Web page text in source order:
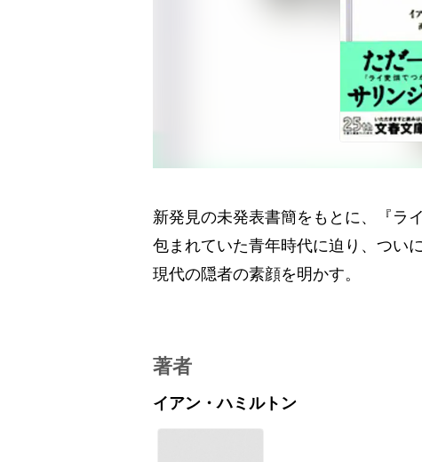
新発見の未発表書簡をもとに、『ラ
包まれていた青年時代に迫り、つい
現代の隠者の素顔を明かす。
著者
イアン・ハミルトン